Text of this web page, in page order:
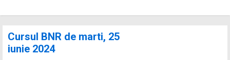
Cursul BNR de marti, 25
iunie 2024